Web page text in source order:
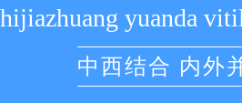
yuanda
中西结合 内外